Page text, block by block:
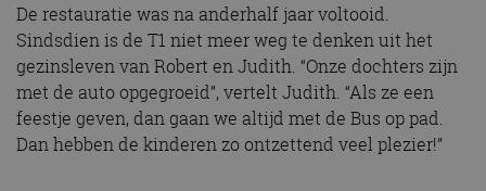
De restauratie was na anderhalf jaar voltooid.
Sindsdien is de T1 niet meer weg te denken uit het
gezinsleven van Robert en Judith. “Onze dochters zijn
met de auto opgegroeid”, vertelt Judith. “Als ze een
feestje geven, dan gaan we altijd met de Bus op pad.
Dan hebben de kinderen zo ontzettend veel plezier!”